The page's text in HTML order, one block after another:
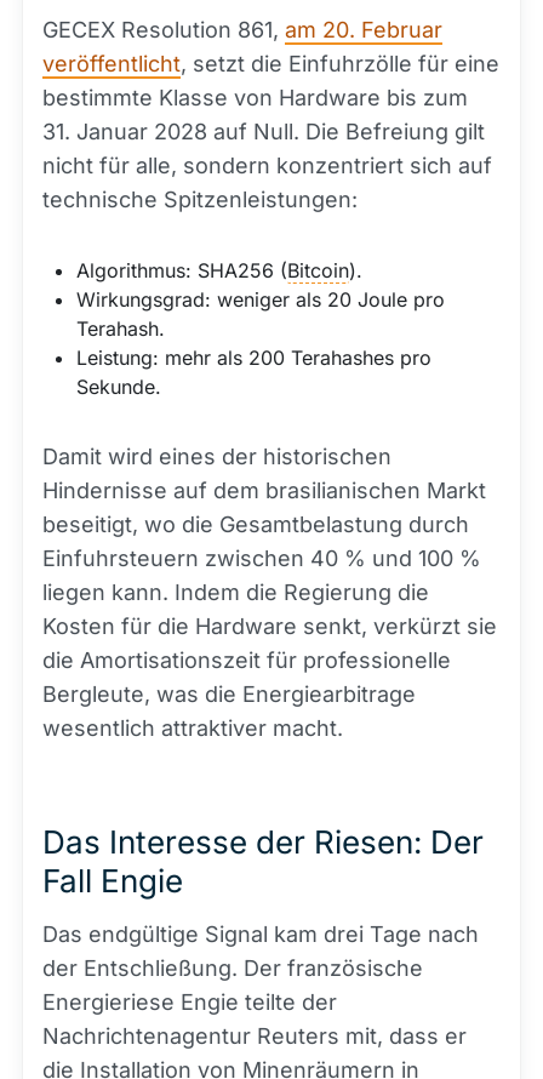
GECEX Resolution 861, am 20. Februar
veröffentlicht, setzt die Einfuhrzölle für eine
bestimmte Klasse von Hardware bis zum
31. Januar 2028 auf Null. Die Befreiung gilt
nicht für alle, sondern konzentriert sich auf
technische Spitzenleistungen:
Algorithmus: SHA256 (Bitcoin).
Wirkungsgrad: weniger als 20 Joule pro
Terahash.
Leistung: mehr als 200 Terahashes pro
Sekunde.
Damit wird eines der historischen
Hindernisse auf dem brasilianischen Markt
beseitigt, wo die Gesamtbelastung durch
Einfuhrsteuern zwischen 40 % und 100 %
liegen kann. Indem die Regierung die
Kosten für die Hardware senkt, verkürzt sie
die Amortisationszeit für professionelle
Bergleute, was die Energiearbitrage
wesentlich attraktiver macht.
Das Interesse der Riesen: Der
Fall Engie
Das endgültige Signal kam drei Tage nach
der Entschließung. Der französische
Energieriese Engie teilte der
Nachrichtenagentur Reuters mit, dass er
die Installation von Minenräumern in